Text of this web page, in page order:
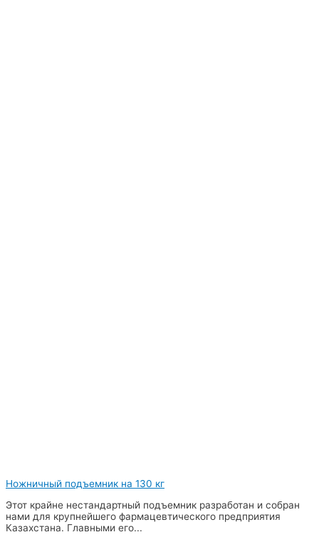
Ножничный подъемник на 130 кг
Этот крайне нестандартный подъемник разработан и собран
нами для крупнейшего фармацевтического предприятия
Казахстана. Главными его...